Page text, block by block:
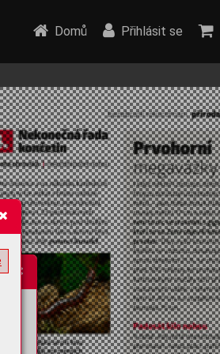
Domů Přihlásit se